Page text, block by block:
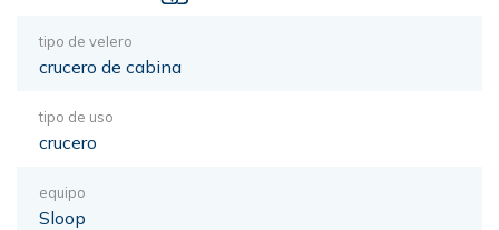
tipo de velero
crucero de cabina
tipo de uso
crucero
equipo
Sloop